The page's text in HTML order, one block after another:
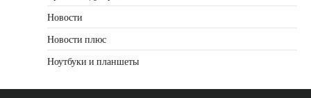
Новости
Новости плюс
Ноутбуки и планшеты